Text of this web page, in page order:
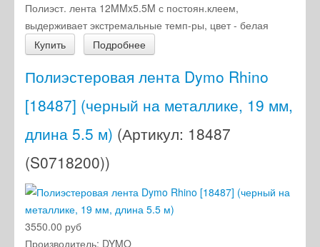
Полиэст. лента 12MMx5.5M с постоян.клеем,
выдерживает экстремальные темп-ры, цвет - белая
Купить
Подробнее
Полиэстеровая лента Dymo Rhino
[18487] (черный на металлике, 19 мм,
длина 5.5 м) (Артикул: 18487
(S0718200))
3550.00 руб
Производитель: DYMO